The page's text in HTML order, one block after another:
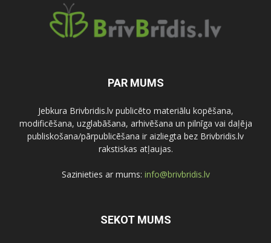
PAR MUMS
Jebkura Brivbridis.lv publicēto materiālu kopēšana,
modificēšana, uzglabāšana, arhivēšana un pilnīga vai daļēja
publiskošana/pārpublicēšana ir aizliegta bez Brivbridis.lv
rakstiskas atļaujas.
Sazinieties ar mums: info@brivbridis.lv
SEKOT MUMS